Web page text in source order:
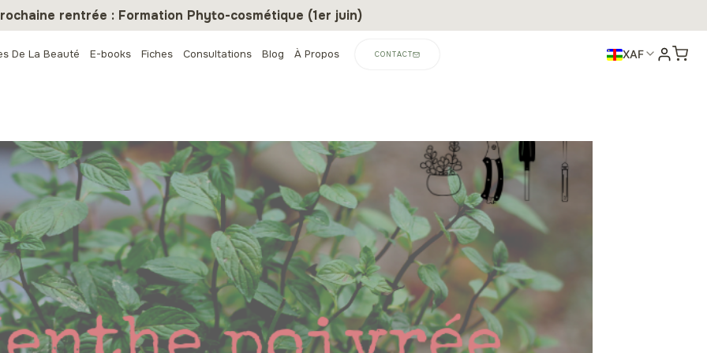
rentrée : Formation Phyto-cosmétique (1er juin)
De La Beauté E-books Fiches Consultations Blog À Propos CONTACT XAF